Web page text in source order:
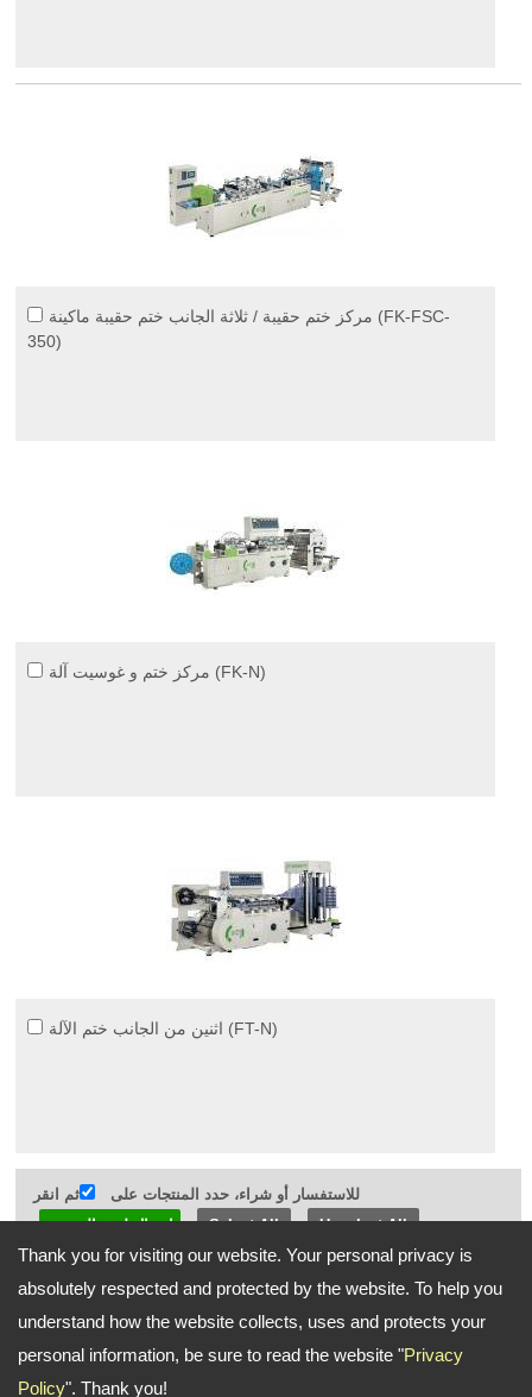
Thank you for visiting our website. Your personal privacy is
absolutely respected and protected by the website. To help you
understand how the website collects, uses and protects your
personal information, be sure to read the website "Privacy
Policy". Thank you!
مركز ختم حقيبة / ثلاثة الجانب ختم حقيبة ماكينة (FK-FSC-
350)
مركز ختم و غوسيت آلة (FK-N)
اثنين من الجانب ختم الآلة (FT-N)
للاستفسار أو شراء، حدد المنتجات على
ثم انقر
Select All
Unselect All
Go Top
عنوان:
26, 7th Road, Taichung Industrial Park Taichung Taiwan (ZIP Code
40755)